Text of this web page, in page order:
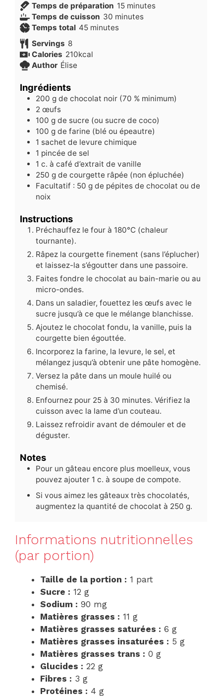
Temps de préparation 15minutes
minutes
Temps de cuisson 30minutes
minutes
Temps total 45minutes
minutes
Servings 8
Calories 210kcal
Author Élise
Ingrédients
200 g de chocolat noir (70 % minimum)
2 œufs
100 g de sucre (ou sucre de coco)
100 g de farine (blé ou épeautre)
1 sachet de levure chimique
1 pincée de sel
1 c. à café d’extrait de vanille
250 g de courgette râpée (non épluchée)
Facultatif : 50 g de pépites de chocolat ou de
noix
Instructions
Préchauffez le four à 180°C (chaleur
tournante).
Râpez la courgette finement (sans l’éplucher)
et laissez-la s’égoutter dans une passoire.
Faites fondre le chocolat au bain-marie ou au
micro-ondes.
Dans un saladier, fouettez les œufs avec le
sucre jusqu’à ce que le mélange blanchisse.
Ajoutez le chocolat fondu, la vanille, puis la
courgette bien égouttée.
Incorporez la farine, la levure, le sel, et
mélangez jusqu’à obtenir une pâte homogène.
Versez la pâte dans un moule huilé ou
chemisé.
Enfournez pour 25 à 30 minutes. Vérifiez la
cuisson avec la lame d’un couteau.
Laissez refroidir avant de démouler et de
déguster.
Notes
Pour un gâteau encore plus moelleux, vous
pouvez ajouter 1 c. à soupe de compote.
Si vous aimez les gâteaux très chocolatés,
augmentez la quantité de chocolat à 250 g.
Informations nutritionnelles
(par portion)
Taille de la portion : 1 part
Sucre : 12 g
Sodium : 90 mg
Matières grasses : 11 g
Matières grasses saturées : 6 g
Matières grasses insaturées : 5 g
Matières grasses trans : 0 g
Glucides : 22 g
Fibres : 3 g
Protéines : 4 g